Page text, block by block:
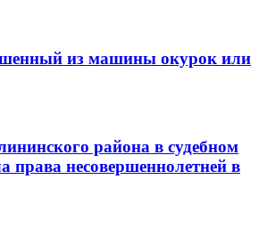
из машины окурок или
района в судебном
права несовершеннолетней в